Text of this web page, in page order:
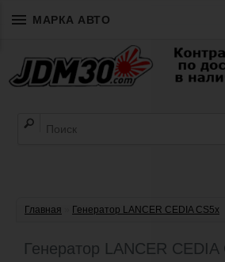
МАРКА АВТО
Главная Генератор LANCER CEDIA СS5x
Генератор LANCER CEDIA